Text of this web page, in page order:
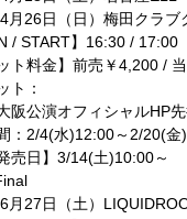
月26日（日）梅田クラブ
/ START】16:30 / 17:00
ト料金】前売￥4,200 /
ト：
阪公演オフィシャルHP先
：2/4(水)12:00～2/20(金
売日】3/14(土)10:00～
月27日（土）